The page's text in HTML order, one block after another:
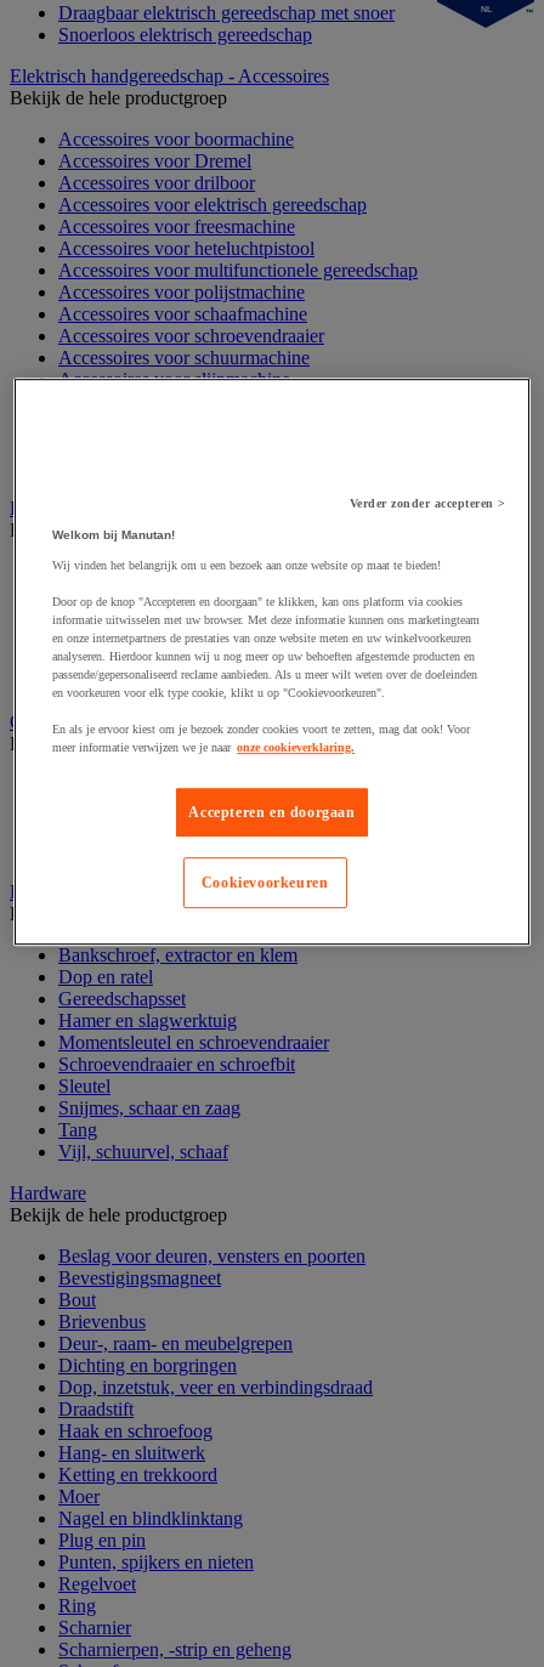
Draagbaar elektrisch gereedschap met snoer
Snoerloos elektrisch gereedschap
Elektrisch handgereedschap - Accessoires
Bekijk de hele productgroep
Accessoires voor boormachine
Accessoires voor Dremel
Accessoires voor drilboor
Accessoires voor elektrisch gereedschap
Accessoires voor freesmachine
Accessoires voor heteluchtpistool
Accessoires voor multifunctionele gereedschap
Accessoires voor polijstmachine
Accessoires voor schaafmachine
Accessoires voor schroevendraaier
Accessoires voor schuurmachine
Accessoires voor slijpmachine
Elektrische toebehoren en verlichting
Bekijk de hele productgroep
Accessoires voor elektrisch schakelpaneel
Batterij, oplader en kabel
Elektrische kabel
Elektrische uitrusting
Verlengsnoer, stekkerdoos en kapelhaspel
Wandcontactdoos en schakelaar
Gereedschap opbergen
Bekijk de hele productgroep
Assortimentsdoos en gereedschapkoffer
Gereedschapskist en opbergtas
Handgereedschap
Bekijk de hele productgroep
Bankschroef, extractor en klem
Dop en ratel
Gereedschapsset
Hamer en slagwerktuig
Momentsleutel en schroevendraaier
Schroevendraaier en schroefbit
Sleutel
Snijmes, schaar en zaag
Tang
Vijl, schuurvel, schaaf
Hardware
Bekijk de hele productgroep
Beslag voor deuren, vensters en poorten
Bevestigingsmagneet
Bout
Brievenbus
Deur-, raam- en meubelgrepen
Dichting en borgringen
Dop, inzetstuk, veer en verbindingsdraad
Draadstift
Haak en schroefoog
Hang- en sluitwerk
Ketting en trekkoord
Moer
Nagel en blindklinktang
Plug en pin
Punten, spijkers en nieten
Regelvoet
Ring
Scharnier
Scharnierpen, -strip en geheng
NL
Verder zonder accepteren >
Welkom bij Manutan!
Wij vinden het belangrijk om u een bezoek aan onze website op maat te bieden!
Door op de knop "Accepteren en doorgaan" te klikken, kan ons platform via cookies
informatie uitwisselen met uw browser. Met deze informatie kunnen ons marketingteam
en onze internetpartners de prestaties van onze website meten en uw winkelvoorkeuren
analyseren. Hierdoor kunnen wij u nog meer op uw behoeften afgestemde producten en
passende/gepersonaliseerd reclame aanbieden. Als u meer wilt weten over de doeleinden
en voorkeuren voor elk type cookie, klikt u op "Cookievoorkeuren".
En als je ervoor kiest om je bezoek zonder cookies voort te zetten, mag dat ook! Voor
meer informatie verwijzen we je naar onze cookieverklaring.
Accepteren en doorgaan
Cookievoorkeuren